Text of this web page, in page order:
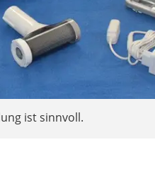
ist sinnvoll.